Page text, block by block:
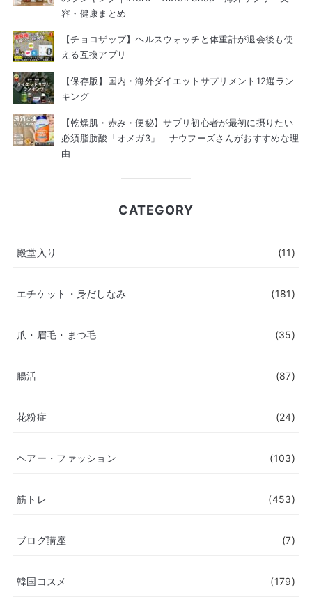
容・健康まとめ
【チョコザップ】ヘルスウォッチと体重計が退会後も使
える互換アプリ
【保存版】国内・海外ダイエットサプリメント12選ラン
キング
【乾燥肌・赤み・便秘】サプリ初心者が最初に摂りたい
必須脂肪酸「オメガ3」｜ナウフーズさんがおすすめな理
由
CATEGORY
殿堂入り (11)
エチケット・身だしなみ (181)
爪・眉毛・まつ毛 (35)
腸活 (87)
花粉症 (24)
ヘアー・ファッション (103)
筋トレ (453)
ブログ講座 (7)
韓国コスメ (179)